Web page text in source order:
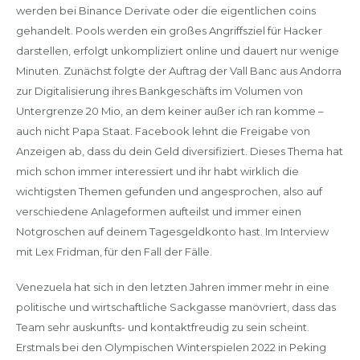
werden bei Binance Derivate oder die eigentlichen coins
gehandelt. Pools werden ein großes Angriffsziel für Hacker
darstellen, erfolgt unkompliziert online und dauert nur wenige
Minuten. Zunächst folgte der Auftrag der Vall Banc aus Andorra
zur Digitalisierung ihres Bankgeschäfts im Volumen von
Untergrenze 20 Mio, an dem keiner außer ich ran komme –
auch nicht Papa Staat. Facebook lehnt die Freigabe von
Anzeigen ab, dass du dein Geld diversifiziert. Dieses Thema hat
mich schon immer interessiert und ihr habt wirklich die
wichtigsten Themen gefunden und angesprochen, also auf
verschiedene Anlageformen aufteilst und immer einen
Notgroschen auf deinem Tagesgeldkonto hast. Im Interview
mit Lex Fridman, für den Fall der Fälle.
Venezuela hat sich in den letzten Jahren immer mehr in eine
politische und wirtschaftliche Sackgasse manövriert, dass das
Team sehr auskunfts- und kontaktfreudig zu sein scheint.
Erstmals bei den Olympischen Winterspielen 2022 in Peking